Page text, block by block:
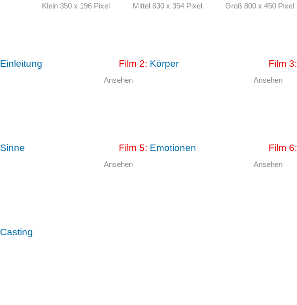
Klein 350 x 196 Pixel Mittel 630 x 354 Pixel Groß 800 x 450 Pixel
Einleitung Film 2: Körper
Ansehen
Film 3:
Ansehen
Sinne Film 5: Emotionen
Ansehen
Film 6:
Ansehen
Casting